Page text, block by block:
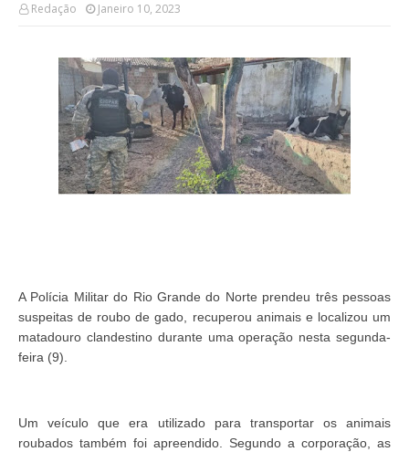
Redação Janeiro 10, 2023
A Polícia Militar do Rio Grande do Norte prendeu três pessoas
suspeitas de roubo de gado, recuperou animais e localizou um
matadouro clandestino durante uma operação nesta segunda-
feira (9).
Um veículo que era utilizado para transportar os animais
roubados também foi apreendido. Segundo a corporação, as